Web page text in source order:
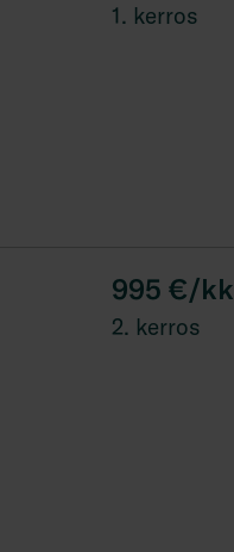
1. kerros
995 €/kk
2. kerros